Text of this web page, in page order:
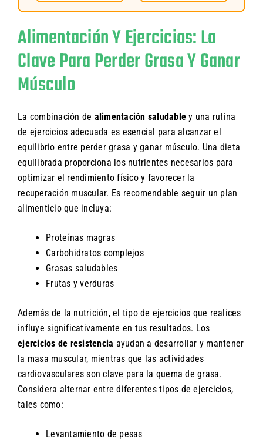
Alimentación Y Ejercicios: La
Clave Para Perder Grasa Y Ganar
Músculo
La combinación de alimentación saludable y una rutina
de ejercicios adecuada es esencial para alcanzar el
equilibrio entre perder grasa y ganar músculo. Una dieta
equilibrada proporciona los nutrientes necesarios para
optimizar el rendimiento físico y favorecer la
recuperación muscular. Es recomendable seguir un plan
alimenticio que incluya:
Proteínas magras
Carbohidratos complejos
Grasas saludables
Frutas y verduras
Además de la nutrición, el tipo de ejercicios que realices
influye significativamente en tus resultados. Los
ejercicios de resistencia ayudan a desarrollar y mantener
la masa muscular, mientras que las actividades
cardiovasculares son clave para la quema de grasa.
Considera alternar entre diferentes tipos de ejercicios,
tales como:
Levantamiento de pesas